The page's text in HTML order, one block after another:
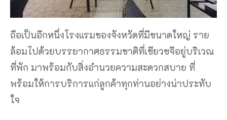
ถือเป็นอีกหนึ่งโรงแรมของจังหวัดที่มีขนาดใหญ่ ราย
ล้อมไปด้วยบรรยากาศธรรมชาติที่เขียวขจีอยู่บริเวณ
ที่พัก มาพร้อมกับสิ่งอำนวยความสะดวกสบาย ที่
พร้อมให้การบริการแก่ลูกค้าทุกท่านอย่างน่าประทับ
ใจ